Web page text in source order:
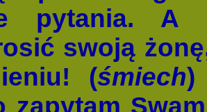
pytania. A
swoją
(śmiech)
zapytam